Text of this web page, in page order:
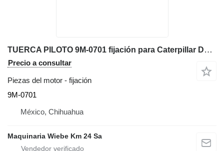
TUERCA PILOTO 9M-0701 fijación para Caterpillar D6C bulldozer
Precio a consultar
Piezas del motor - fijación
9M-0701
México, Chihuahua
Maquinaria Wiebe Km 24 Sa